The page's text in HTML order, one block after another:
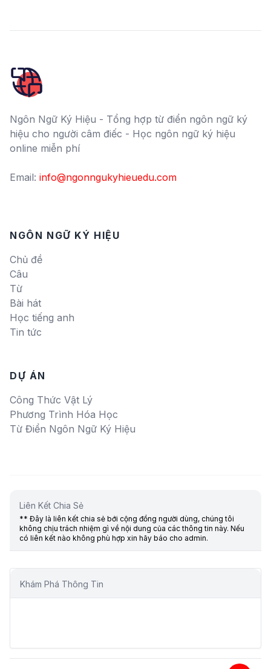
Ngôn Ngữ Ký Hiệu - Tổng hợp từ điển ngôn ngữ ký
hiệu cho người câm điếc - Học ngôn ngữ ký hiệu
online miễn phí
Email: info@ngonngukyhieuedu.com
NGÔN NGỮ KÝ HIỆU
Chủ đề
Câu
Từ
Bài hát
Học tiếng anh
Tin tức
DỰ ÁN
Công Thức Vật Lý
Phương Trình Hóa Học
Từ Điển Ngôn Ngữ Ký Hiệu
Liên Kết Chia Sẻ
** Đây là liên kết chia sẻ bới cộng đồng người dùng, chúng tôi
không chịu trách nhiệm gì về nội dung của các thông tin này. Nếu
có liên kết nào không phù hợp xin hãy báo cho admin.
Khám Phá Thông Tin